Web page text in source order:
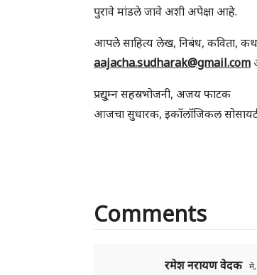
पुरावे मांडले जावे अशी अपेक्षा आहे.
आपले साहित्य लेख, निबंध, कविता,
aajacha.sudharak@gmail.com
प्रद्यु्म्न सहस्रभोजनी, अजय फाटक
आजचा सुधारक, इकॉलॉजिकल
Comments
रमेश नरायण वेदक